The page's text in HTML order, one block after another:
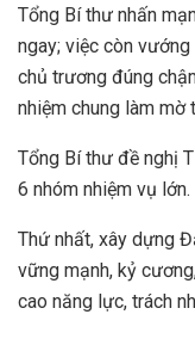
Tổng Bí thư nhấn
ngay; việc còn
chủ trương đúng
nhiệm chung làm mờ
Tổng Bí thư đề nghị
6 nhóm nhiệm vụ lớn.
Thứ nhất, xây dựng
vững mạnh, kỷ
cao năng lực, trách